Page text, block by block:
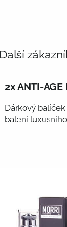
Další
2x ANTI-AGE
Dárkový
balení